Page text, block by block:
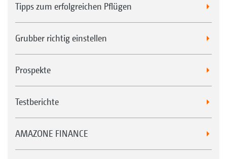
Tipps zum erfolgreichen Pflügen
Grubber richtig einstellen
Prospekte
Testberichte
AMAZONE FINANCE